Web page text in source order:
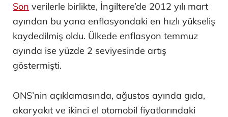
Son verilerle birlikte, İngiltere’de 2012 yılı mart
ayından bu yana enflasyondaki en hızlı yükseliş
kaydedilmiş oldu. Ülkede enflasyon temmuz
ayında ise yüzde 2 seviyesinde artış
göstermişti.
ONS’nin açıklamasında, ağustos ayında gıda,
akaryakıt ve ikinci el otomobil fiyatlarındaki